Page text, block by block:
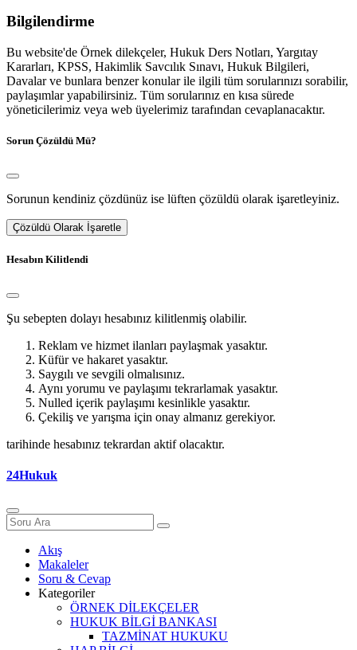
Bilgilendirme
Bu website'de Örnek dilekçeler, Hukuk Ders Notları, Yargıtay
Kararları, KPSS, Hakimlik Savcılık Sınavı, Hukuk Bilgileri,
Davalar ve bunlara benzer konular ile ilgili tüm sorularınızı sorabilir,
paylaşımlar yapabilirsiniz. Tüm sorularınız en kısa sürede
yöneticilerimiz veya web üyelerimiz tarafından cevaplanacaktır.
Sorun Çözüldü Mü?
Sorunun kendiniz çözdünüz ise lüften çözüldü olarak işaretleyiniz.
Çözüldü Olarak İşaretle
Hesabın Kilitlendi
Şu sebepten dolayı hesabınız kilitlenmiş olabilir.
Reklam ve hizmet ilanları paylaşmak yasaktır.
Küfür ve hakaret yasaktır.
Saygılı ve sevgili olmalısınız.
Aynı yorumu ve paylaşımı tekrarlamak yasaktır.
Nulled içerik paylaşımı kesinlikle yasaktır.
Çekiliş ve yarışma için onay almanız gerekiyor.
tarihinde hesabınız tekrardan aktif olacaktır.
24Hukuk
Akış
Makaleler
Soru & Cevap
Kategoriler
ÖRNEK DİLEKÇELER
HUKUK BİLGİ BANKASI
TAZMİNAT HUKUKU